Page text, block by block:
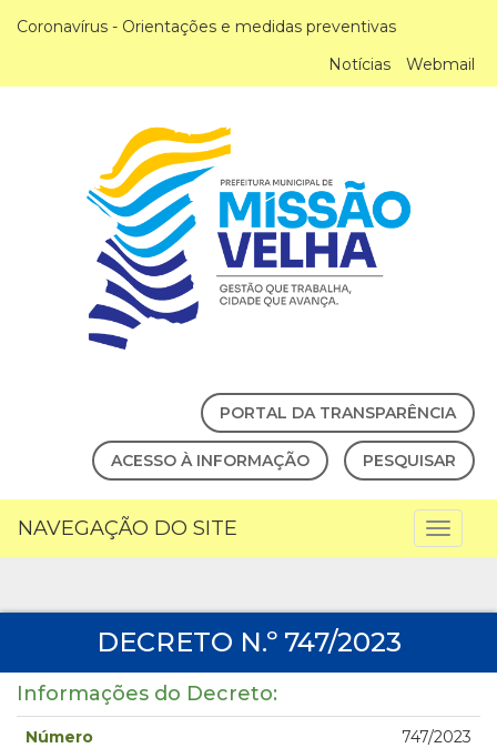
Coronavírus - Orientações e medidas preventivas
Notícias
Webmail
PORTAL DA TRANSPARÊNCIA
ACESSO À INFORMAÇÃO PESQUISAR
NAVEGAÇÃO DO SITE
DECRETO N.º 747/2023
Informações do Decreto:
Número 747/2023